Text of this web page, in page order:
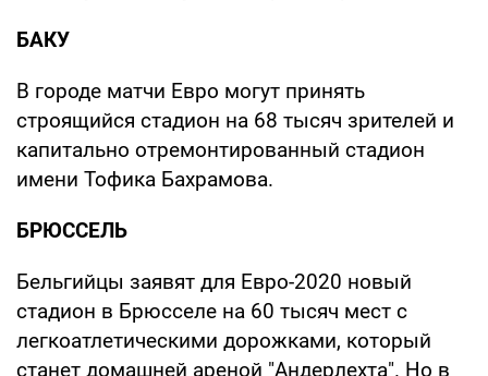
БАКУ
В городе матчи Евро могут принять
строящийся стадион на 68 тысяч зрителей и
капитально отремонтированный стадион
имени Тофика Бахрамова.
БРЮССЕЛЬ
Бельгийцы заявят для Евро-2020 новый
стадион в Брюсселе на 60 тысяч мест с
легкоатлетическими дорожками, который
станет домашней ареной "Андерлехта". Но в